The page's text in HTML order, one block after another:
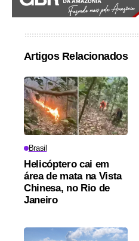
Artigos Relacionados
Brasil
Helicóptero cai em
área de mata na Vista
Chinesa, no Rio de
Janeiro